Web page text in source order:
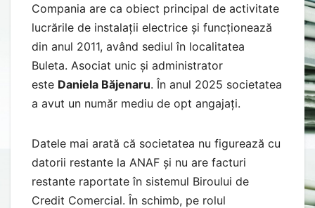
Compania are ca obiect principal de activitate
lucrările de instalații electrice și funcționează
din anul 2011, având sediul în localitatea
Buleta. Asociat unic și administrator
este Daniela Băjenaru. În anul 2025 societatea
a avut un număr mediu de opt angajați.
Datele mai arată că societatea nu figurează cu
datorii restante la ANAF și nu are facturi
restante raportate în sistemul Biroului de
Credit Comercial. În schimb, pe rolul